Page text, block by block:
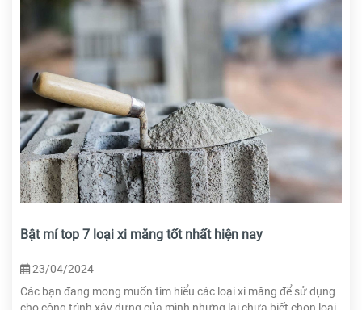
Nếu bạn muốn có một chiếc thang máy đẹp thì đừng bỏ qua
những chia sẻ của HTcons về việc ốp đá thang máy nhé!
Bật mí top 7 loại xi măng tốt nhất hiện nay
23/04/2024
Các bạn đang mong muốn tìm hiểu các loại xi măng để sử dụng
cho công trình xây dựng của mình nhưng lại chưa biết chọn loại